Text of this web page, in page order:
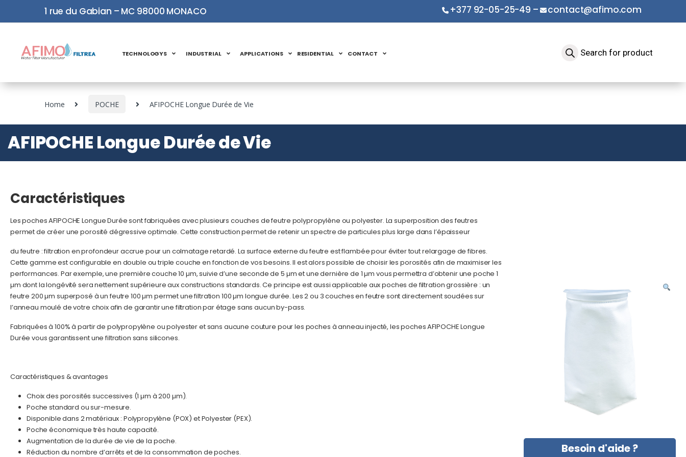
1 rue du Gabian – MC 98000 MONACO +377 92-05-25-49 – contact@afimo.com
TECHNOLOGYS INDUSTRIAL APPLICATIONS RESIDENTIAL CONTACT
Home POCHE AFIPOCHE Longue Durée de Vie
AFIPOCHE Longue Durée de Vie
Caractéristiques
Les poches AFIPOCHE Longue Durée sont fabriquées avec plusieurs couches de feutre polypropylène ou polyester. La superposition des feutres
permet de créer une porosité dégressive optimale. Cette construction permet de retenir un spectre de particules plus large dans l’épaisseur
du feutre : filtration en profondeur accrue pour un colmatage retardé. La surface externe du feutre est flambée pour éviter tout relargage de fibres.
Cette gamme est configurable en double ou triple couche en fonction de vos besoins. Il est alors possible de choisir les porosités afin de maximiser les
performances. Par exemple, une première couche 10 µm, suivie d’une seconde de 5 µm et une dernière de 1 µm vous permettra d’obtenir une poche 1
µm dont la longévité sera nettement supérieure aux constructions standards. Ce principe est aussi applicable aux poches de filtration grossière : un
feutre 200 µm superposé à un feutre 100 µm permet une filtration 100 µm longue durée. Les 2 ou 3 couches en feutre sont directement soudées sur
l’anneau moulé de votre choix afin de garantir une filtration par étage sans aucun by-pass.
Fabriquées à 100% à partir de polypropylène ou polyester et sans aucune couture pour les poches à anneau injecté, les poches AFIPOCHE Longue
Durée vous garantissent une filtration sans silicones.
Caractéristiques & avantages
Choix des porosités successives (1 µm à 200 µm).
Poche standard ou sur-mesure.
Disponible dans 2 matériaux : Polypropylène (POX) et Polyester (PEX).
Poche économique très haute capacité.
Augmentation de la durée de vie de la poche.
Réduction du nombre d’arrêts et de la consommation de poches.
Besoin d'aide ?